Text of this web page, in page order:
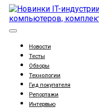
Новости
Тесты
Обзоры
Технологии
Гид покупателя
Репортажи
Интервью